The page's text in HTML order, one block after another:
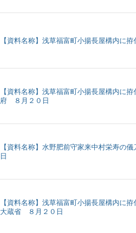
【資料名称】浅草福富町小揚長屋構内
【資料名称】浅草福富町小揚長屋構内に
府 ８月２０日
【資料名称】水野肥前守家来中村栄寿の
日
【資料名称】浅草福富町小揚長屋構内に
大蔵省 ８月２０日